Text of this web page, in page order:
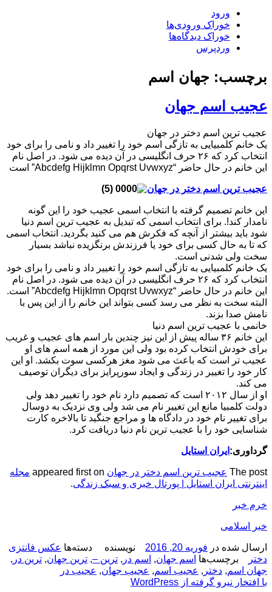
ورود
خوراک ورودی‌ها
خوراک دیدگاه‌ها
وردپرس
برچسب: جهان اسم
عجیب اسم جهان
عجیب ترین اسم دختر در جهان
یک خانم کلمبیایی به تازگی اسم خود را تغییر داد و نامی را برای خود
انتخاب کرد که ۲۶ حرف انگلیسی در آن دیده می شود. در اصل نام
این خانم در حال حاضر “Abcdefg Hijklmn Opqrst Uvwxyz” است
عجیب ترین اسم دختر در جهان
این خانم تصمیم گرفته با انتخاب اسمی عجیب خود را این گونه
نامدار کند!. برای انتخاب اسمی که تبدیل به عجیب ترین اسم دنیا
شود باید بیشتر از آنچه که فکرش هم می کنید بگردید. انتخاب اسمی
که تا به حال کسی برای خود یا فرزندش برنگزیده نباشد بسیار
سخت ولی شدنی است.
یک خانم کلمبیایی به تازگی اسم خود را تغییر داد و نامی را برای خود
انتخاب کرد که ۲۶ حرف انگلیسی در آن دیده می شود. در اصل نام
این خانم در حال حاضر “Abcdefg Hijklmn Opqrst Uvwxyz” است.
البته سخت به نظر می رسد کسی بتواند این خانم را از این پس با
نامش صدا بزند.
خانمی با عجیب ترین اسم دنیا
این خانم ۳۶ ساله پیش از این نیز چندین بار اسم های عجیب و غریب
برای خودش انتخاب کرده بود ولی این مورد از همه اسم های او
عجیب تر است که باعث می شود مغز هرکسی سوت بکشد. او این
کار خود را تغییر در زندگی و ایجاد سورپرایز برای دیگران توصیف
می کند.
او از سال ۲۰۱۲ است که تصمیم دارد نام خود را تغییر دهد ولی
دولت کلمبیا مانع این تغییر نام می شد ولی وی نزدیک به دوسال
برای تغییر نام خود در دادگاه ها و مراجع جنگید تا بالاخره کارت
شناسایی خود را با عجیب ترین نام دنیا دریافت کرد.
گرداوری: ایران استایل
The post عجیب ترین اسم دختر در جهان
مجله
اینترنتی ایران استایل | پورتال خبری و سبک زندگی.
خرم خبر
خبر اسلامی
ارسال شده در فوریه 20, 2016 نویسنده دسته‌ها عکس فانتزی
دختر
برچسب‌ها اسم جهان, اسم در , ترین –, ترین جهان, ترین در ,
جهان اسم, دختر , عجیب اسم, عجیب جهان, عجیب در
با افتخار نیرو گرفته از WordPress